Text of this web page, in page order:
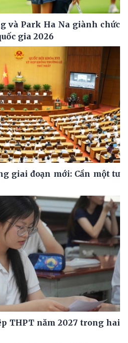
và Park Ha Na giành chức
gia 2026
giai đoạn mới: Cần một tư
THPT năm 2027 trong hai